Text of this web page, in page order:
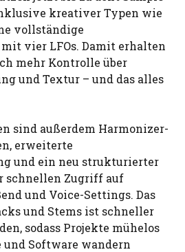
kreativer Typen wie
vollständige
vier LFOs. Damit erhalten
mehr Kontrolle über
und Textur – und das alles
sind außerdem Harmonizer-
erweiterte
und ein neu strukturierter
schnellen Zugriff auf
und Voice-Settings. Das
und Stems ist schneller
sodass Projekte mühelos
Software wandern